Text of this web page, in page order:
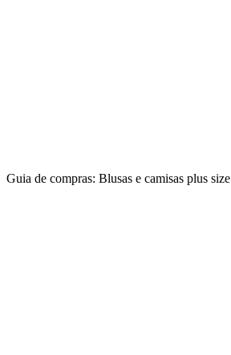
Guia de compras: Blusas e camisas plus size